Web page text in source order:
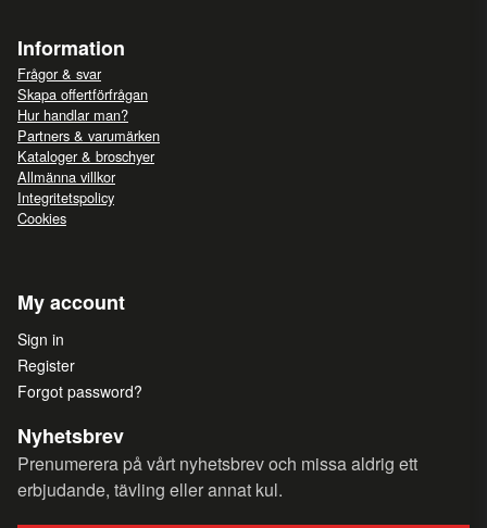
Information
Frågor & svar
Skapa offertförfrågan
Hur handlar man?
Partners & varumärken
Kataloger & broschyer
Allmänna villkor
Integritetspolicy
Cookies
My account
Sign in
Register
Forgot password?
Nyhetsbrev
Prenumerera på vårt nyhetsbrev och missa aldrig ett
erbjudande, tävling eller annat kul.